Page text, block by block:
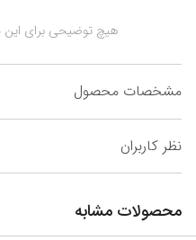
مشخصات محصول
نظر کاربران
محصولات مشابه